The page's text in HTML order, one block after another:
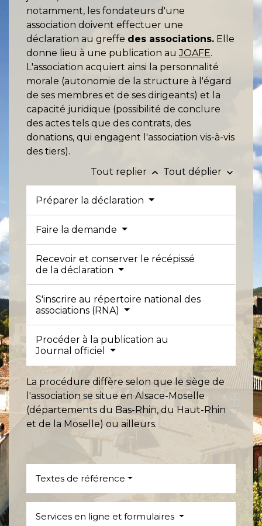
notamment, les fondateurs d'une
association doivent effectuer une
déclaration au greffe des associations. Elle
donne lieu à une publication auJOAFE.
L'association acquiert ainsi la personnalité
morale (autonomie de la structure à l'égard
de ses membres et de ses dirigeants) et la
capacité juridique (possibilité de conclure
des actes tels que des contrats, des
donations, qui engagent l'association vis-à-vis
des tiers).
Tout replier keyboard_arrow_up Tout déplier keyboard_arrow_down
Préparer la déclaration
Faire la demande
Recevoir et conserver le récépissé
de la déclaration
S'inscrire au répertoire national des
associations (RNA)
Procéder à la publication au
Journal officiel
La procédure diffère selon que le siège de
l'association se situe en Alsace-Moselle
(départements du Bas-Rhin, du Haut-Rhin
et de la Moselle) ou ailleurs.
Textes de référence
Services en ligne et formulaires